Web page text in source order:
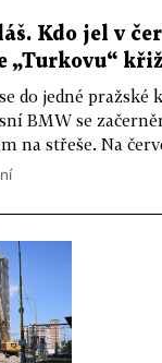
Kdo jel v
„Turkovu“
do jedné pražské
BMW se
na střeše. Na